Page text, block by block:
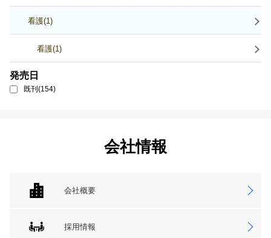
看護(1)
看護(1)
発売日
既刊(154)
会社情報
会社概要
採用情報